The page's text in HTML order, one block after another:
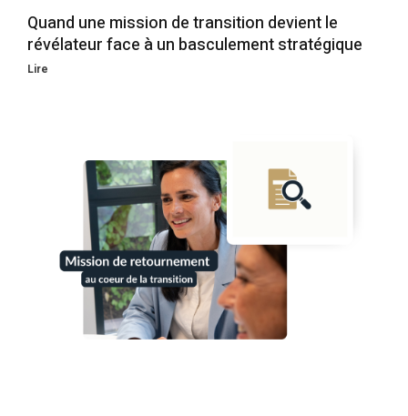
Quand une mission de transition devient le
révélateur face à un basculement stratégique
Lire